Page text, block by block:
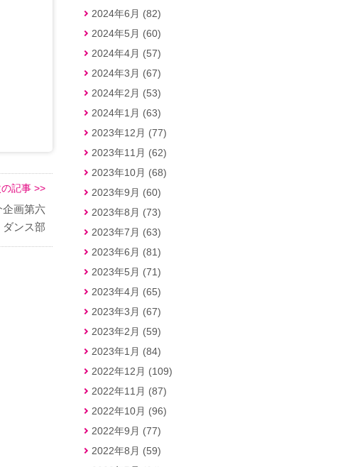
の記事 >>
企画第六
ダンス部
2024年6月 (82)
2024年5月 (60)
2024年4月 (57)
2024年3月 (67)
2024年2月 (53)
2024年1月 (63)
2023年12月 (77)
2023年11月 (62)
2023年10月 (68)
2023年9月 (60)
2023年8月 (73)
2023年7月 (63)
2023年6月 (81)
2023年5月 (71)
2023年4月 (65)
2023年3月 (67)
2023年2月 (59)
2023年1月 (84)
2022年12月 (109)
2022年11月 (87)
2022年10月 (96)
2022年9月 (77)
2022年8月 (59)